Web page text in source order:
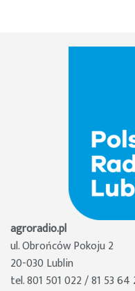
agroradio.pl
ul. Obrońców Pokoju 2
20-030 Lublin
tel. 801 501 022 / 81 53 64